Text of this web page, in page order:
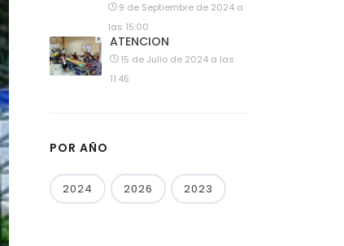
9 de Septiembre de 2024 a
las 15:00
ATENCION
15 de Julio de 2024 a las
11:45
POR AÑO
2024 2026 2023